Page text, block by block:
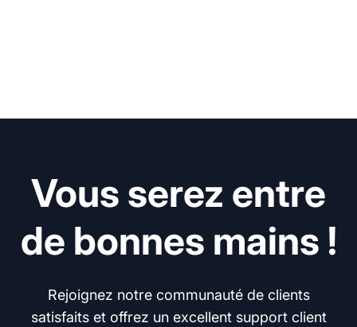
Vous serez entre
de bonnes mains !
Rejoignez notre communauté de clients
satisfaits et offrez un excellent support client